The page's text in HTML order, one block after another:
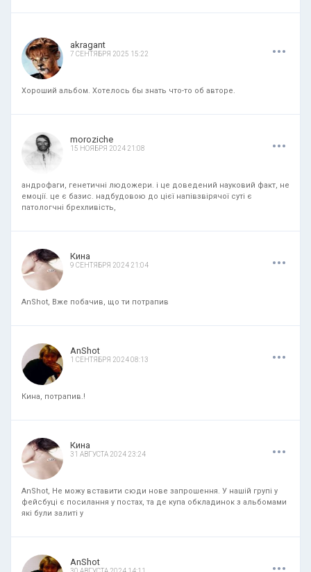
akragant
7 СЕНТЯБРЯ 2025 15:22 ...
Хороший альбом. Хотелось бы знать что-то об авторе.
moroziche
15 НОЯБРЯ 2024 21:08 ...
андрофаги, генетичні людожери. і це доведений науковий факт, не
емоції. це є базис. надбудовою до цієї напівзвірячої суті є
патологчні брехливість,
Кина
9 СЕНТЯБРЯ 2024 21:04 ...
AnShot, Вже побачив, що ти потрапив
AnShot
1 СЕНТЯБРЯ 2024 08:13 ...
Кина, потрапив.!
Кина
31 АВГУСТА 2024 23:24 ...
AnShot, Не можу вставити сюди нове запрошення. У нашій групі у
фейсбуці є посилання у постах, та де купа обкладинок з альбомами
які були залиті у
AnShot ...